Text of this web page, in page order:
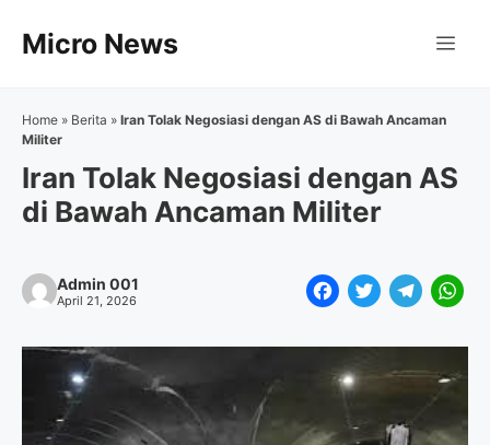
Micro News
Home » Berita » Iran Tolak Negosiasi dengan AS di Bawah Ancaman
Militer
Iran Tolak Negosiasi dengan AS
di Bawah Ancaman Militer
Admin 001
April 21, 2026
F
b
T
t
t
T
e
g
W
t
s